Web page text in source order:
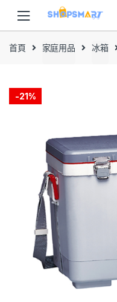
navigation
content
首頁 家庭用品 冰箱
-21%